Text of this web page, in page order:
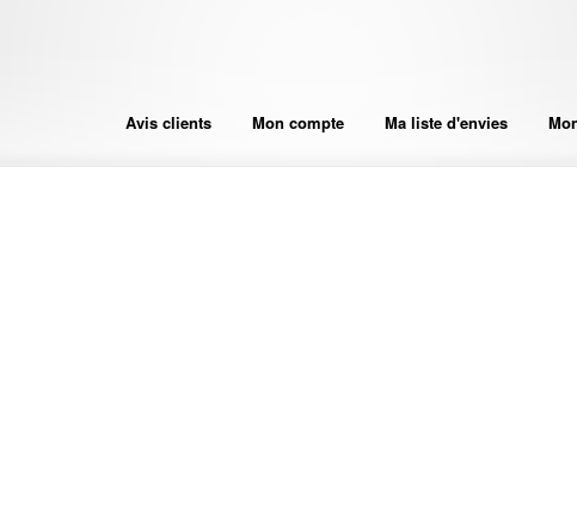
Avis clients Mon compte Ma liste d'envies